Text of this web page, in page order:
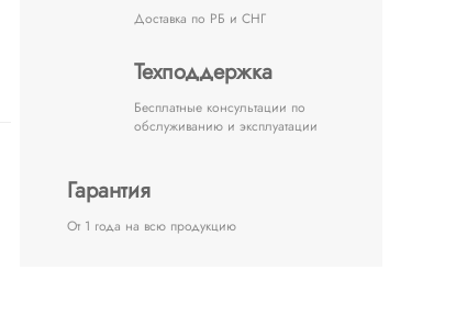
Доставка по РБ и СНГ
Техподдержка
Бесплатные консультации по
обслуживанию и эксплуатации
Гарантия
От 1 года на всю продукцию